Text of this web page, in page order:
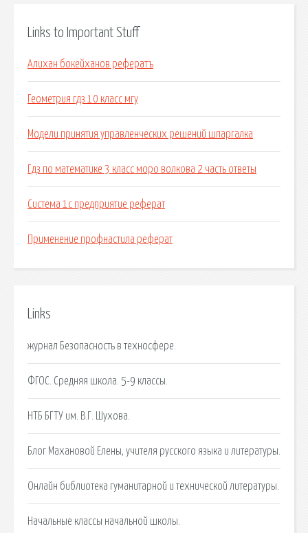
Links to Important Stuff
Алихан бокейханов рефератъ
Геометрия гдз 10 класс мгу
Модели принятия управленческих решений шпаргалка
Гдз по математике 3 класс моро волкова 2 часть ответы
Система 1c предприятие реферат
Применение профнастила реферат
Links
журнал Безопасность в техносфере.
ФГОС. Средняя школа. 5-9 классы.
НТБ БГТУ им. В.Г. Шухова.
Блог Махановой Елены, учителя русского языка и литературы.
Онлайн библиотека гуманитарной и технической литературы.
Начальные классы начальной школы.